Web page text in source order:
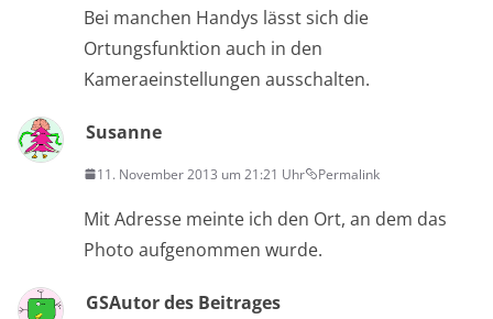
Bei manchen Handys lässt sich die
Ortungsfunktion auch in den
Kameraeinstellungen ausschalten.
Susanne
11. November 2013 um 21:21 Uhr Permalink
Mit Adresse meinte ich den Ort, an dem das
Photo aufgenommen wurde.
GSAutor des Beitrages